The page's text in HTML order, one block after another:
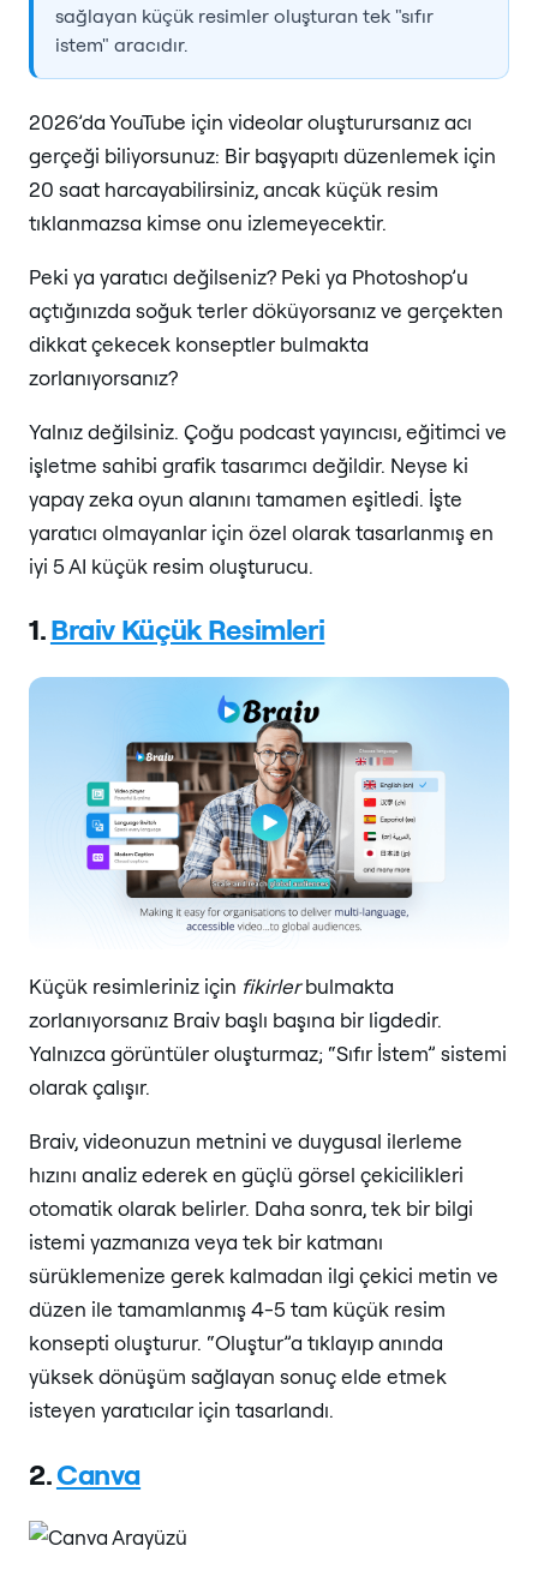
sağlayan küçük resimler oluşturan tek "sıfır
istem" aracıdır.
2026’da YouTube için videolar oluşturursanız acı
gerçeği biliyorsunuz: Bir başyapıtı düzenlemek için
20 saat harcayabilirsiniz, ancak küçük resim
tıklanmazsa kimse onu izlemeyecektir.
Peki ya yaratıcı değilseniz? Peki ya Photoshop’u
açtığınızda soğuk terler döküyorsanız ve gerçekten
dikkat çekecek konseptler bulmakta
zorlanıyorsanız?
Yalnız değilsiniz. Çoğu podcast yayıncısı, eğitimci ve
işletme sahibi grafik tasarımcı değildir. Neyse ki
yapay zeka oyun alanını tamamen eşitledi. İşte
yaratıcı olmayanlar için özel olarak tasarlanmış en
iyi 5 AI küçük resim oluşturucu.
1.Braiv Küçük Resimleri
Küçük resimleriniz için fikirlerbulmakta
zorlanıyorsanız Braiv başlı başına bir ligdedir.
Yalnızca görüntüler oluşturmaz; “Sıfır İstem” sistemi
olarak çalışır.
Braiv, videonuzun metnini ve duygusal ilerleme
hızını analiz ederek en güçlü görsel çekicilikleri
otomatik olarak belirler. Daha sonra, tek bir bilgi
istemi yazmanıza veya tek bir katmanı
sürüklemenize gerek kalmadan ilgi çekici metin ve
düzen ile tamamlanmış 4-5 tam küçük resim
konsepti oluşturur. “Oluştur”a tıklayıp anında
yüksek dönüşüm sağlayan sonuç elde etmek
isteyen yaratıcılar için tasarlandı.
2.Canva